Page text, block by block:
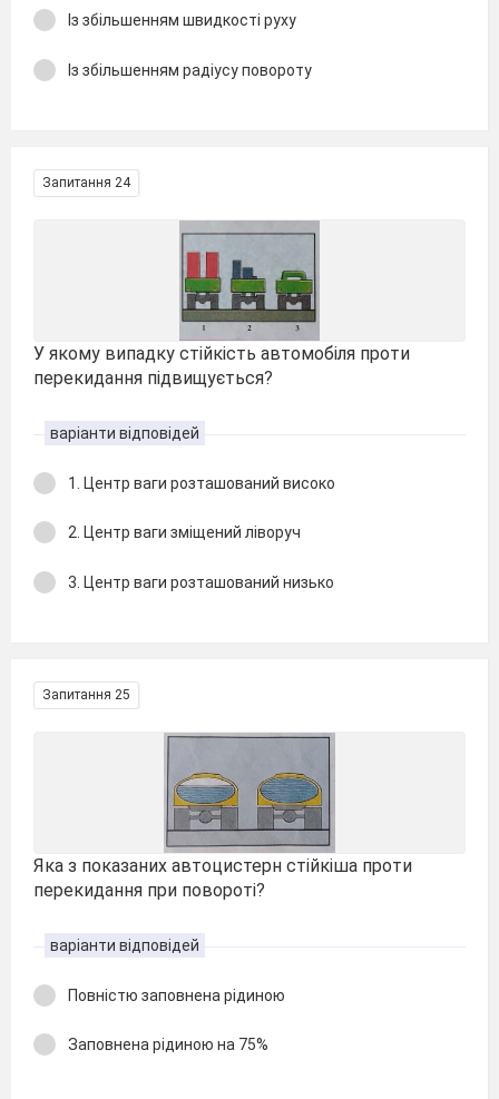
Із збільшенням швидкості руху
Із збільшенням радіусу повороту
Запитання 24
У якому випадку стійкість автомобіля проти
перекидання підвищується?
варіанти відповідей
1. Центр ваги розташований високо
2. Центр ваги зміщений ліворуч
3. Центр ваги розташований низько
Запитання 25
Яка з показаних автоцистерн стійкіша проти
перекидання при повороті?
варіанти відповідей
Повністю заповнена рідиною
Заповнена рідиною на 75%